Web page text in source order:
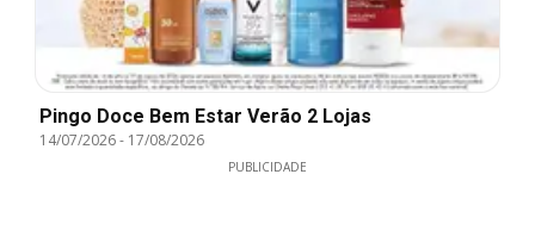
Pingo Doce Bem Estar Verão 2 Lojas
14/07/2026- 17/08/2026
PUBLICIDADE